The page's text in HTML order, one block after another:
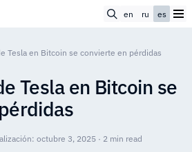
en ru es
Tesla en Bitcoin se convierte en pérdidas
Tesla en Bitcoin se
octubre 3, 2025 · 2 min read